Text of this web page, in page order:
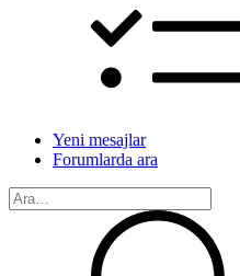
Yeni mesajlar
Forumlarda ara